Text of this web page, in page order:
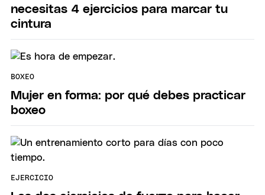
necesitas 4 ejercicios para marcar tu
cintura
BOXEO
Mujer en forma: por qué debes practicar
boxeo
EJERCICIO